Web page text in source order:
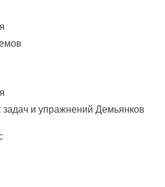
и упражнений Демьянков